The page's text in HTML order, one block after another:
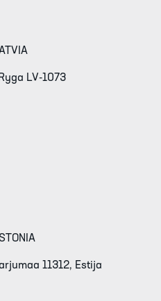
LV-1073
11312, Estija